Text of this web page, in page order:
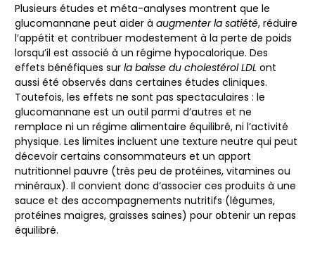
Plusieurs études et méta-analyses montrent que le
glucomannane peut aider à augmenter la satiété, réduire
l’appétit et contribuer modestement à la perte de poids
lorsqu’il est associé à un régime hypocalorique. Des
effets bénéfiques sur la baisse du cholestérol LDL ont
aussi été observés dans certaines études cliniques.
Toutefois, les effets ne sont pas spectaculaires : le
glucomannane est un outil parmi d’autres et ne
remplace ni un régime alimentaire équilibré, ni l’activité
physique. Les limites incluent une texture neutre qui peut
décevoir certains consommateurs et un apport
nutritionnel pauvre (très peu de protéines, vitamines ou
minéraux). Il convient donc d’associer ces produits à une
sauce et des accompagnements nutritifs (légumes,
protéines maigres, graisses saines) pour obtenir un repas
équilibré.